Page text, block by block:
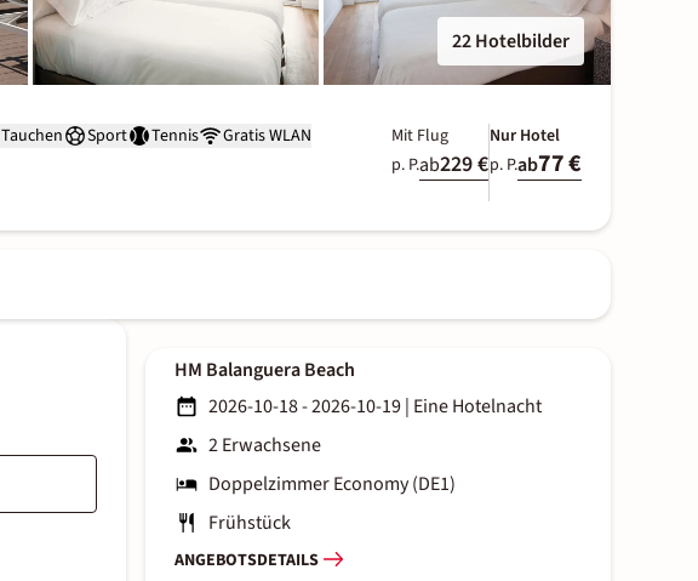
22 Hotelbilder
Tauchen Sport Tennis
Gratis WLAN
Mit Flug
p. P.ab229 €
Nur Hotel
p. P.ab77 €
HM Balanguera Beach
2026-10-18 - 2026-10-19| Eine Hotelnacht
2 Erwachsene
Doppelzimmer Economy (DE1)
Frühstück
ANGEBOTSDETAILS